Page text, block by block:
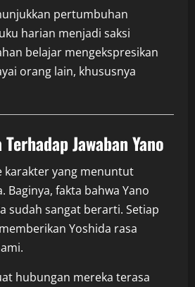
pertumbuhan
harian menjadi saksi
belajar mengekspresikan
orang lain, khususnya
Jawaban Yano
karakter yang menuntut
Baginya, fakta bahwa Yano
sudah sangat berarti. Setiap
Yoshida rasa
hubungan mereka terasa